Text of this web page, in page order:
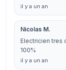
il y a un an
Nicolas M.
Electricien tres
100%
il y a un an